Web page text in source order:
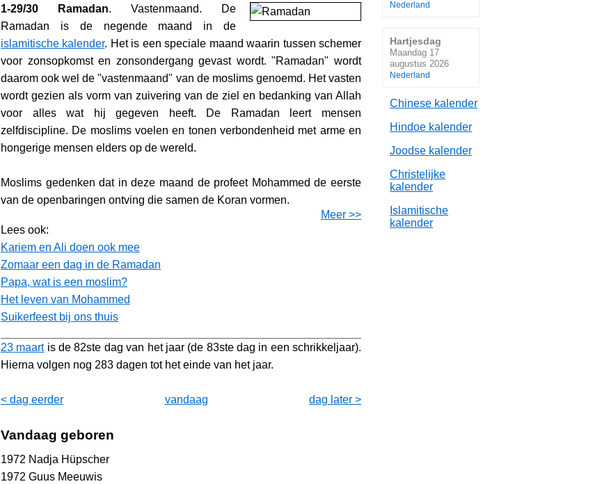
1-29/30 Ramadan. Vastenmaand. De
Ramadan is de negende maand in de
islamitische kalender. Het is een speciale maand waarin tussen schemer
voor zonsopkomst en zonsondergang gevast wordt. "Ramadan" wordt
daarom ook wel de "vastenmaand" van de moslims genoemd. Het vasten
wordt gezien als vorm van zuivering van de ziel en bedanking van Allah
voor alles wat hij gegeven heeft. De Ramadan leert mensen
zelfdiscipline. De moslims voelen en tonen verbondenheid met arme en
hongerige mensen elders op de wereld.
Moslims gedenken dat in deze maand de profeet Mohammed de eerste
van de openbaringen ontving die samen de Koran vormen.
Meer >>
Lees ook:
Kariem en Ali doen ook mee
Zomaar een dag in de Ramadan
Papa, wat is een moslim?
Het leven van Mohammed
Suikerfeest bij ons thuis
23 maartis de 82ste dag van het jaar (de 83ste dag in een schrikkeljaar).
Hierna volgen nog 283 dagen tot het einde van het jaar.
< dag eerder dag later >
vandaag
Vandaag geboren
1972 Nadja Hüpscher
1972 Guus Meeuwis
Nederland
Hartjesdag
Maandag 17
augustus 2026
Nederland
Chinese kalender
Hindoe kalender
Joodse kalender
Christelijke
kalender
Islamitische
kalender